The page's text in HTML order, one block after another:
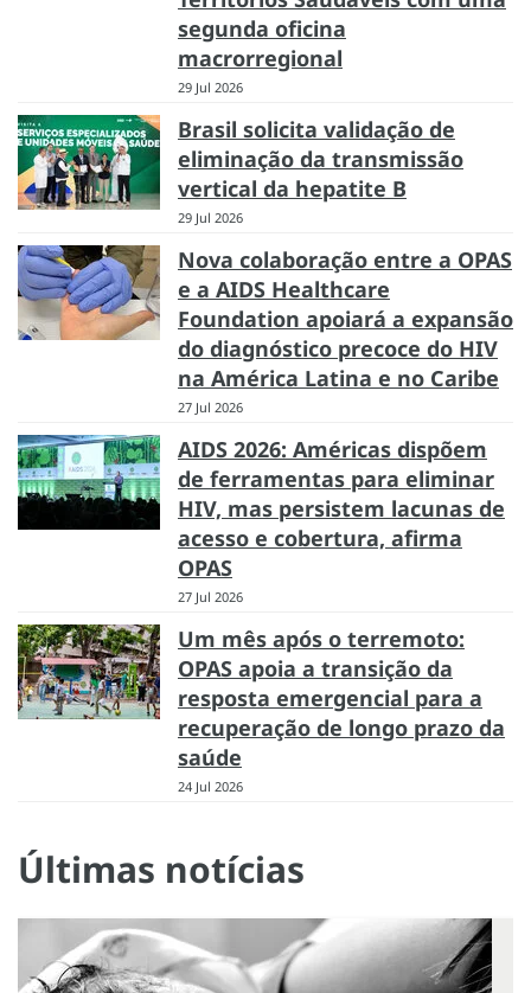
segunda oficina
macrorregional
29 Jul 2026
Brasil solicita validação de
eliminação da transmissão
vertical da hepatite B
29 Jul 2026
Nova colaboração entre a OPAS
e a AIDS Healthcare
Foundation apoiará a expansão
do diagnóstico precoce do HIV
na América Latina e no Caribe
27 Jul 2026
AIDS 2026: Américas dispõem
de ferramentas para eliminar
HIV, mas persistem lacunas de
acesso e cobertura, afirma
OPAS
27 Jul 2026
Um mês após o terremoto:
OPAS apoia a transição da
resposta emergencial para a
recuperação de longo prazo da
saúde
24 Jul 2026
Últimas notícias